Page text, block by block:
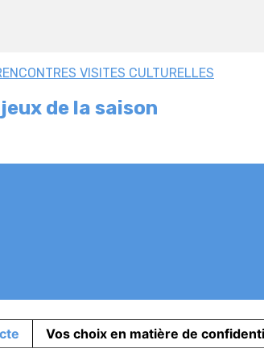
VISITES CULTURELLES
de la saison
Vos choix en matière de